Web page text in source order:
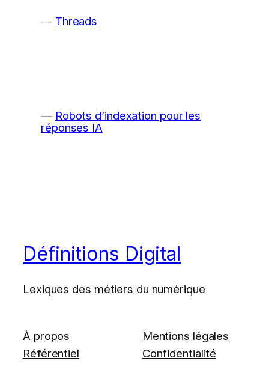
Threads
Robots d’indexation pour les
réponses IA
Définitions Digital
Lexiques des métiers du numérique
À propos
Référentiel
Mentions légales
Confidentialité